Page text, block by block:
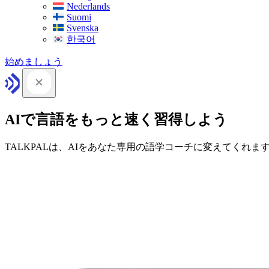
Nederlands
Suomi
Svenska
한국어
始めましょう
AIで言語をもっと速く習得しよう
TALKPALは、AIをあなた専用の語学コーチに変えてくれま